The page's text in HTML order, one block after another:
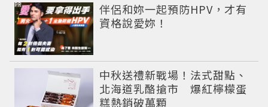
伴侶和妳一起預防HPV，才有
資格說愛妳！
PR
中秋送禮新戰場！法式甜點、
北海道乳酪搶市 爆紅檸檬蛋
糕熱銷破萬顆